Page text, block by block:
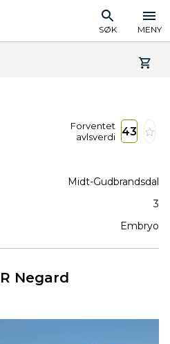
SØK MENY
Forventet
avlsverdi
43
Midt-Gudbrandsdal
3
Embryo
Negard